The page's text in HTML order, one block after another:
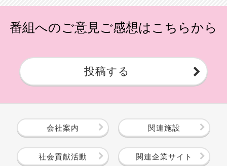
番組へのご意見ご感想はこちらから
投稿する
会社案内 関連施設
社会貢献活動 関連企業サイト